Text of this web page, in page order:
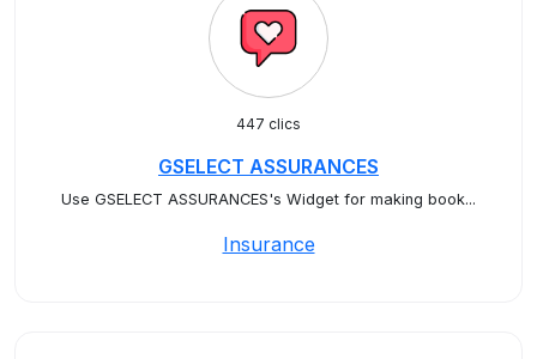
447 clics
GSELECT ASSURANCES
Use GSELECT ASSURANCES's Widget for making book...
Insurance